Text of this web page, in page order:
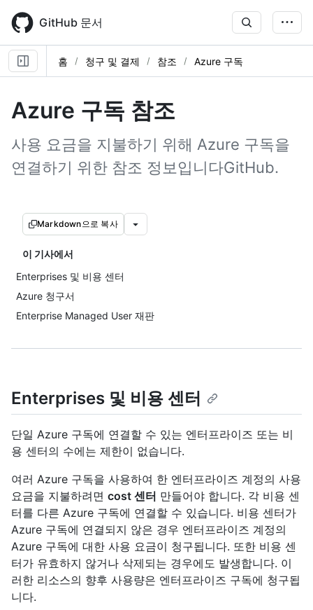
main
content
GitHub 문서
홈 청구 및 결제 참조 Azure 구독
Azure 구독 참조
사용 요금을 지불하기 위해 Azure 구독을
연결하기 위한 참조 정보입니다GitHub.
Markdown으로 복사
이 기사에서
Enterprises 및 비용 센터
Azure 청구서
Enterprise Managed User 재판
Enterprises 및 비용 센터
단일 Azure 구독에 연결할 수 있는 엔터프라이즈 또는 비
용 센터의 수에는 제한이 없습니다.
여러 Azure 구독을 사용하여 한 엔터프라이즈 계정의 사용
요금을 지불하려면 cost 센터 만들어야 합니다. 각 비용 센
터를 다른 Azure 구독에 연결할 수 있습니다. 비용 센터가
Azure 구독에 연결되지 않은 경우 엔터프라이즈 계정의
Azure 구독에 대한 사용 요금이 청구됩니다. 또한 비용 센
터가 유효하지 않거나 삭제되는 경우에도 발생합니다. 이
러한 리소스의 향후 사용량은 엔터프라이즈 구독에 청구됩
니다.